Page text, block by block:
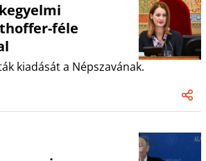
féle
kiadását a Népszavának.